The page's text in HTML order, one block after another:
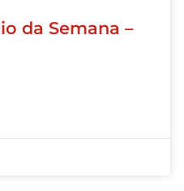
da Semana –